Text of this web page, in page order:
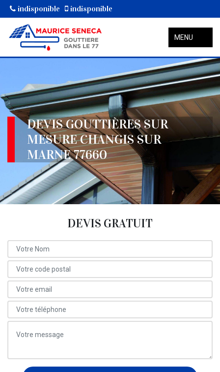
indisponible indisponible
MENU
DEVIS GOUTTIÈRES SUR
MESURE CHANGIS SUR
MARNE 77660
DEVIS GRATUIT